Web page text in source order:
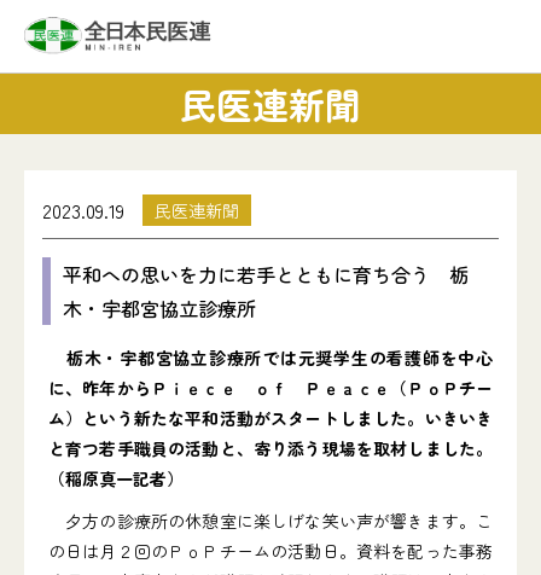
民医連新聞
2023.09.19 民医連新聞
平和への思いを力に若手とともに育ち合う 栃
木・宇都宮協立診療所
栃木・宇都宮協立診療所では元奨学生の看護師を中心
に、昨年からＰｉｅｃｅ ｏｆ Ｐｅａｃｅ（ＰｏＰチー
ム）という新たな平和活動がスタートしました。いきいき
と育つ若手職員の活動と、寄り添う現場を取材しました。
（稲原真一記者）
夕方の診療所の休憩室に楽しげな笑い声が響きます。こ
の日は月２回のＰｏＰチームの活動日。資料を配った事務